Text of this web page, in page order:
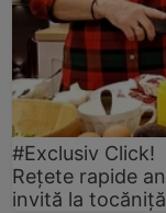
#Exclusiv Click!
Rețete rapide
invită la